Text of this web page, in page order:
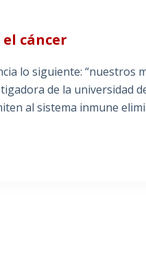
cáncer
lo siguiente: “nuestros
de la universidad
al sistema inmune